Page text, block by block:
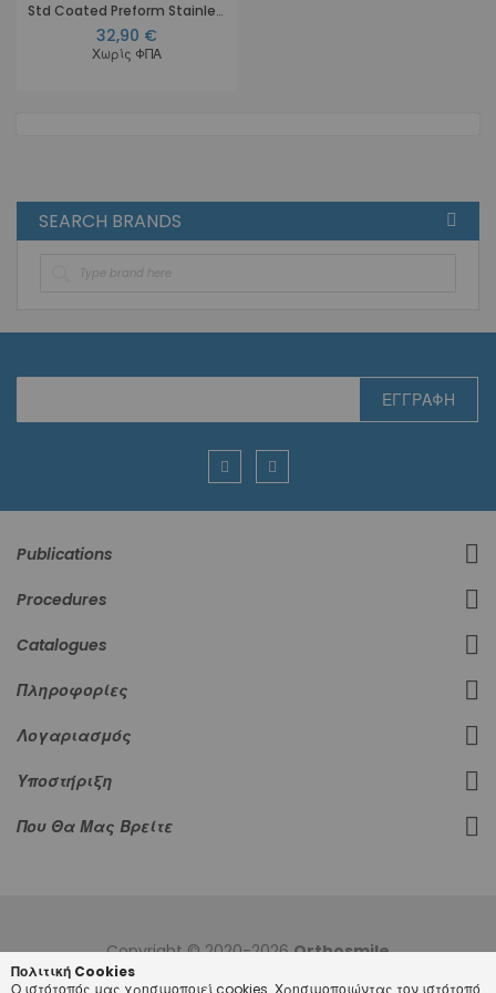
Std Coated Preform Stainless Steel Ligature Ties
32,90 €
Χωρίς ΦΠΑ
SEARCH BRANDS
Ενημερωτικό
ΕΓΓΡΑΦΉ
Publications
Procedures
Catalogues
Πληροφορίες
Λογαριασμός
Υποστήριξη
Που Θα Μας Βρείτε
Copyright © 2020-2026Orthosmile
Πολιτική Cookies
Ο ιστότοπός μας χρησιμοποιεί cookies. Χρησιμοποιώντας τον ιστότοπό